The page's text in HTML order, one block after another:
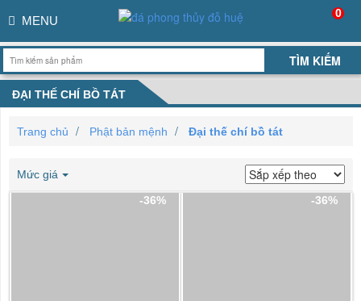
MENU
0
ĐẠI THẾ CHÍ BỒ TÁT
Trang chủ Phật bản mệnh Đại thế chí bồ tát
Mức giá
-36%
-36%